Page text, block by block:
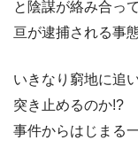
と陰謀が絡み合っ
亘が逮捕される事
いきなり窮地に追
突き止めるのか!?
事件からはじまる